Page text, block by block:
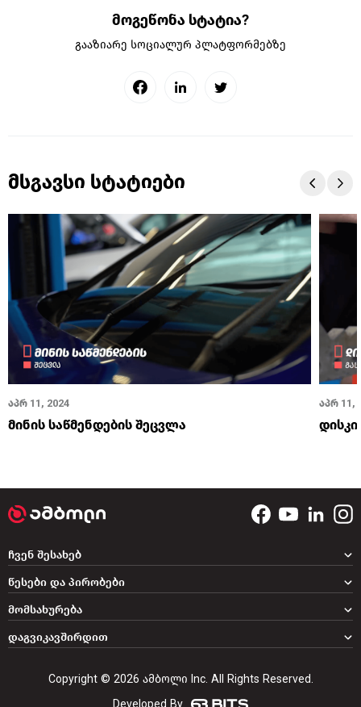
მოგეწონა სტატია?
გააზიარე სოციალურ პლატფორმებზე
მსგავსი სტატიები
აპრ 11, 2024
მინის საწმენდების შეცვლა
აპრ 11,
დაგვიკავშირდით
ჩვენ შესახებ
წესები და პირობები
მომსახურება
Copyright © 2026 ამბოლი Inc. All Rights Reserved.